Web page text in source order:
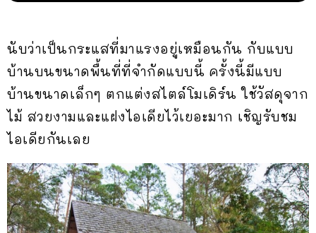
นับว่าเป็นกระแสที่มาแรงอยู่เหมือนกัน กับแบบ
บ้านบนขนาดพื้นที่ที่จำกัดแบบนี้ ครั้งนี้มีแบบ
บ้านขนาดเล็กๆ ตกแต่งสไตล์โมเดิร์น ใช้วัสดุจาก
ไม้ สวยงามและแฝงไอเดียไว้เยอะมาก เชิญรับชม
ไอเดียกันเลย